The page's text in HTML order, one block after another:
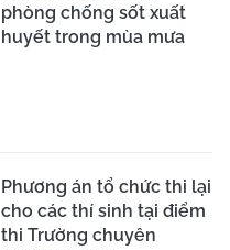
phòng chống sốt xuất
huyết trong mùa mưa
Phương án tổ chức thi lại
cho các thí sinh tại điểm
thi Trường chuyên